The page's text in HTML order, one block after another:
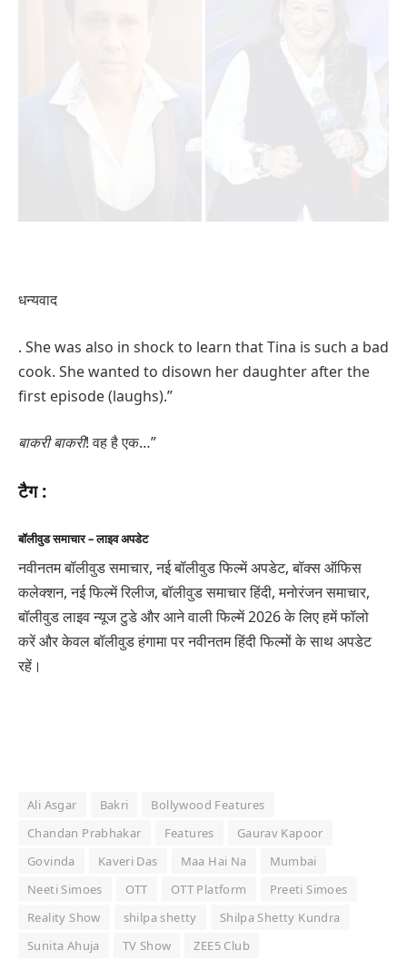
धन्यवाद
. She was also in shock to learn that Tina is such a bad
cook. She wanted to disown her daughter after the
first episode (laughs).”
बाकरी बाकरी! वह है एक…”
टैग :
बॉलीवुड समाचार – लाइव अपडेट
नवीनतम बॉलीवुड समाचार, नई बॉलीवुड फिल्में अपडेट, बॉक्स ऑफिस
कलेक्शन, नई फिल्में रिलीज, बॉलीवुड समाचार हिंदी, मनोरंजन समाचार,
बॉलीवुड लाइव न्यूज टुडे और आने वाली फिल्में 2026 के लिए हमें फॉलो
करें और केवल बॉलीवुड हंगामा पर नवीनतम हिंदी फिल्मों के साथ अपडेट
रहें।
Ali Asgar Bakri
Bollywood Features
Chandan Prabhakar
Features
Gaurav Kapoor
Govinda
Kaveri Das Maa Hai Na
Mumbai
Neeti Simoes
OTT OTT Platform
Preeti Simoes
Reality Show
shilpa shetty
Shilpa Shetty Kundra
Sunita Ahuja
TV Show ZEE5 Club